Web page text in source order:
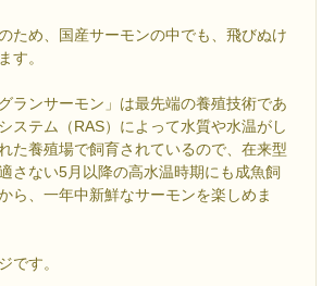
ため、国産サーモンの中でも、飛びぬけ
す。
ランサーモン」は最先端の養殖技術であ
ステム（RAS）によって水質や水温がし
た養殖場で飼育されているので、在来型
さない5月以降の高水温時期にも成魚飼
ら、一年中新鮮なサーモンを楽しめま
です。